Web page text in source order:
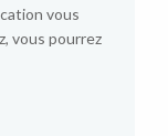
vous
vous pourrez